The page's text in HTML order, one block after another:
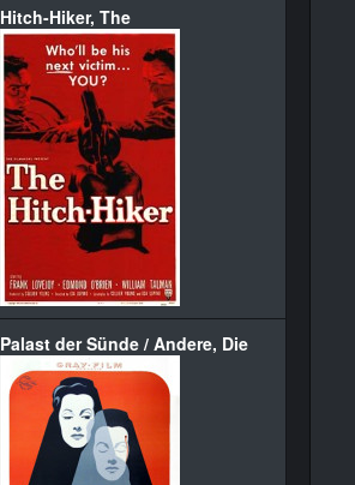
Hitch-Hiker, The
Palast der Sünde / Andere, Die